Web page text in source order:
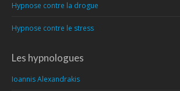
Hypnose contre la drogue
Hypnose contre le stress
Les hypnologues
Ioannis Alexandrakis